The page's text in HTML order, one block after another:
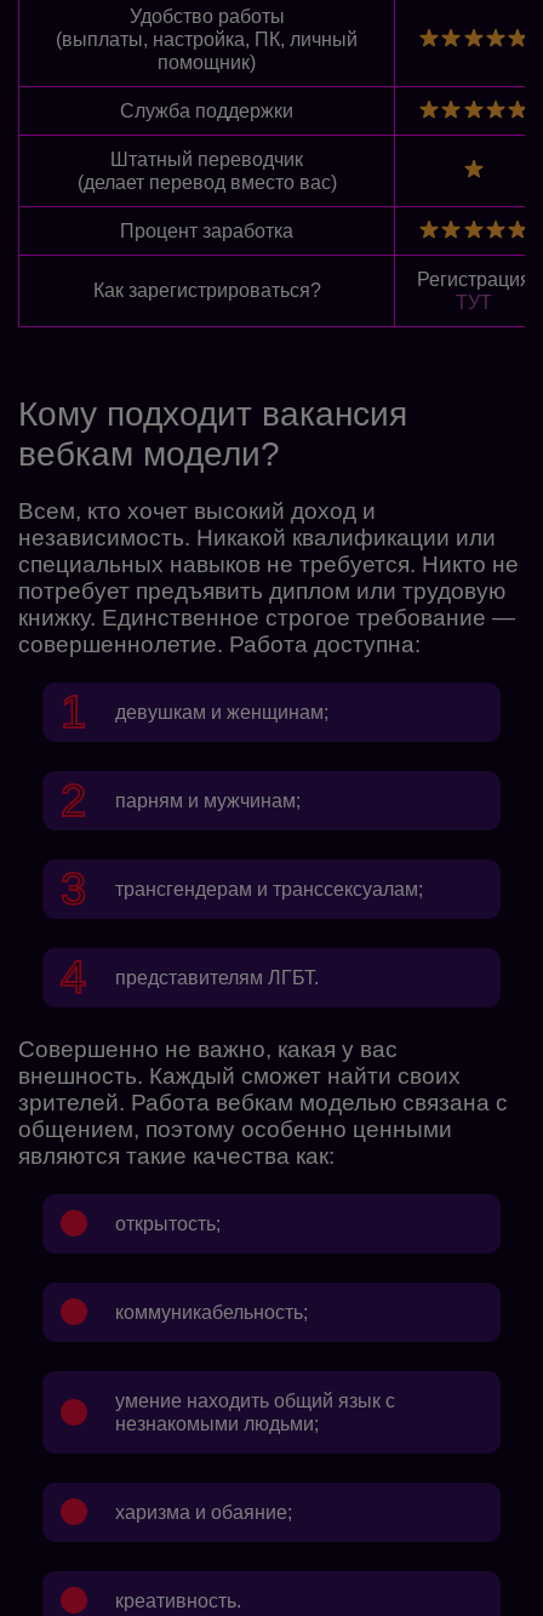
Удобство работы
(выплаты, настройка, ПК, личный
помощник)
Служба поддержки
Штатный переводчик
(делает перевод вместо вас)
Процент заработка
Как зарегистрироваться?
Регистрация
ТУТ
Кому подходит вакансия
вебкам модели?
Всем, кто хочет высокий доход и
независимость. Никакой квалификации или
специальных навыков не требуется. Никто не
потребует предъявить диплом или трудовую
книжку. Единственное строгое требование —
совершеннолетие. Работа доступна:
девушкам и женщинам;
парням и мужчинам;
трансгендерам и транссексуалам;
представителям ЛГБТ.
Совершенно не важно, какая у вас
внешность. Каждый сможет найти своих
зрителей. Работа вебкам моделью связана с
общением, поэтому особенно ценными
являются такие качества как:
открытость;
коммуникабельность;
умение находить общий язык с
незнакомыми людьми;
харизма и обаяние;
креативность.